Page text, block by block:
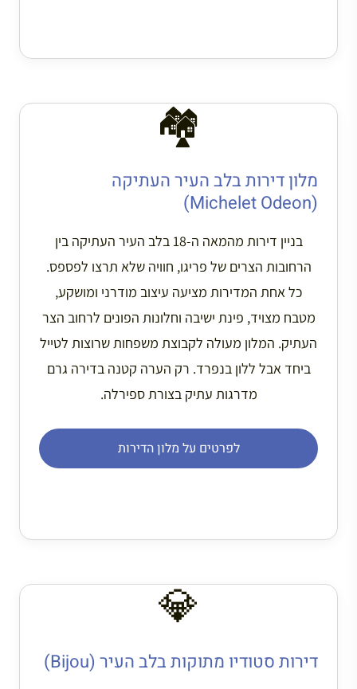
🏘️
מלון דירות בלב העיר העתיקה
(Michelet Odeon)
בניין דירות מהמאה ה-18 בלב העיר העתיקה בין
הרחובות הצרים של פריגו, חוויה שלא תרצו לפספס.
כל אחת המדירות מציעה עיצוב מודרני ומושקע,
מטבח מצויד, פינת ישיבה וחלונות הפונים לרחוב הצר
העתיק. המלון מעולה לקבוצת משפחות שרוצות לטייל
ביחד אבל ללון בנפרד. רק הערה קטנה בדירה גרם
מדרגות עתיק בצורת ספירלה.
לפרטים על מלון הדירות
💎
דירות סטודיו מתוקות בלב העיר (Bijou)